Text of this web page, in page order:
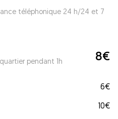
téléphonique 24 h/24 et 7
pendant 1h 8€
6€
10€